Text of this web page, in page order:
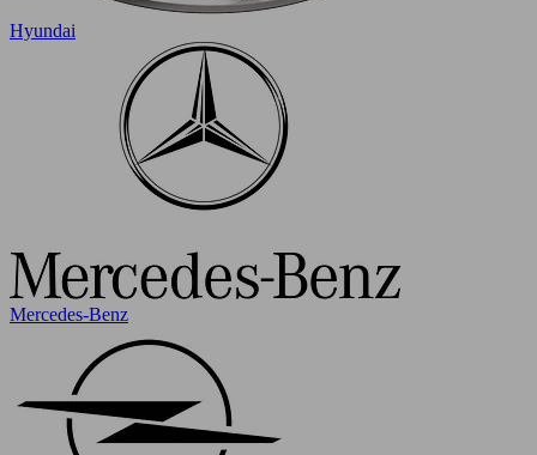
Hyundai
Mercedes-Benz